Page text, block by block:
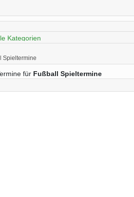
Kategorie auswählen um die Liste zu filtern
Spieltermine
für Fußball Spieltermine